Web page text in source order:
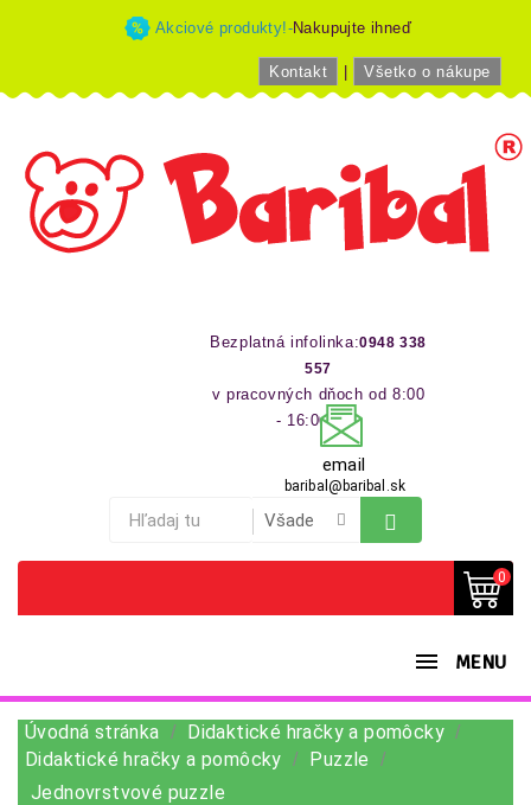
Akciové produkty!-Nakupujte ihneď
Kontakt Všetko o nákupe
Bezplatná infolinka:0948 338
557
v pracovných dňoch od 8:00
- 16:00 hod
email
baribal@baribal.sk
0
MENU
Úvodná stránka
Didaktické hračky a pomôcky
Didaktické hračky a pomôcky
Puzzle
Jednovrstvové puzzle